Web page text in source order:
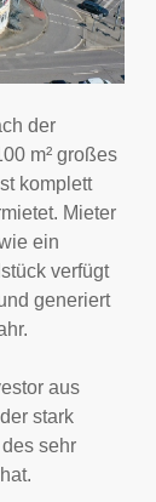
der
m² großes
komplett
Mieter
ein
verfügt
generiert
aus
stark
sehr